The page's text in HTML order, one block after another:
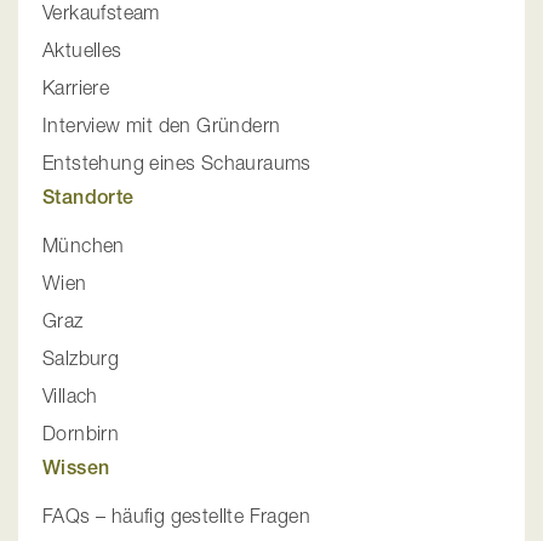
Verkaufsteam
Aktuelles
Karriere
Interview mit den Gründern
Entstehung eines Schauraums
Standorte
München
Wien
Graz
Salzburg
Villach
Dornbirn
Wissen
FAQs – häufig gestellte Fragen